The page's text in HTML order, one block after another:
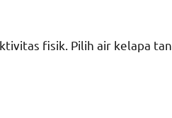
fisik. Pilih air kelapa